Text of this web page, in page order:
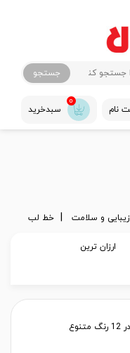
جستجو
نام
0
سبدخرید
زیبایی و سلامت خط لب
ارزان ترین